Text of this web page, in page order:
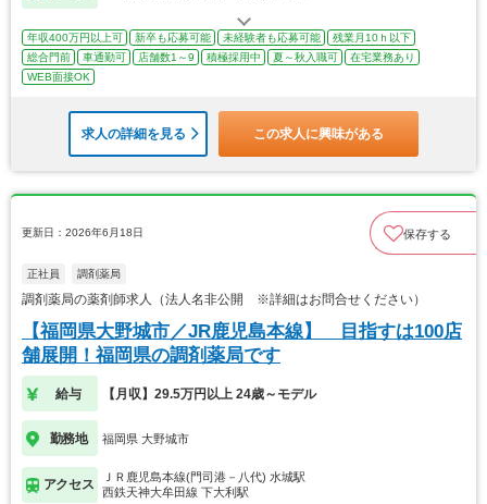
年収400万円以上可 新卒も応募可能 未経験者も応募可能
残業月10ｈ以下
総合門前
車通勤可 店舗数1～9 積極採用中 夏～秋入職可
在宅業務あり
WEB面接OK
求人の詳細を見る この求人に興味がある
更新日：2026年6月18日 保存する
正社員 調剤薬局
調剤薬局の薬剤師求人（法人名非公開 ※詳細はお問合せください）
【福岡県大野城市／JR鹿児島本線】 目指すは100店
舗展開！福岡県の調剤薬局です
給与 【月収】29.5万円以上 24歳～モデル
勤務地 福岡県 大野城市
アクセス
ＪＲ鹿児島本線(門司港－八代) 水城駅
西鉄天神大牟田線 下大利駅